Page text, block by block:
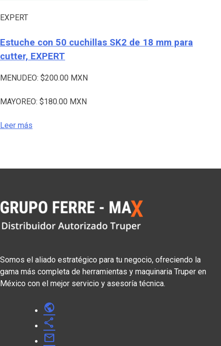
EXPERT
Estuche con 50 cuchillas SK2 de 18 mm para
cutter, EXPERT
MENUDEO: $200.00 MXN
MAYOREO: $180.00 MXN
Leer más
Somos el aliado estratégico para tu negocio, ofreciendo la
gama más completa de herramientas y maquinaria Truper en
México con el mejor servicio y asesoría técnica.
public
share
mail